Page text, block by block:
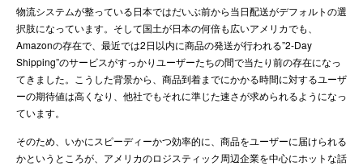
物流システムが整っている日本ではだいぶ前から当日配送がデフォルトの選
択肢になっています。そして国土が日本の何倍も広いアメリカでも、
Amazonの存在で、最近では2日以内に商品の発送が行われる”2-Day
Shipping”のサービスがすっかりユーザーたちの間で当たり前の存在になっ
てきました。こうした背景から、商品到着までにかかる時間に対するユーザ
ーの期待値は高くなり、他社でもそれに準じた速さが求められるようになっ
ています。
そのため、いかにスピーディーかつ効率的に、商品をユーザーに届けられる
かというところが、アメリカのロジスティック周辺企業を中心にホットな話